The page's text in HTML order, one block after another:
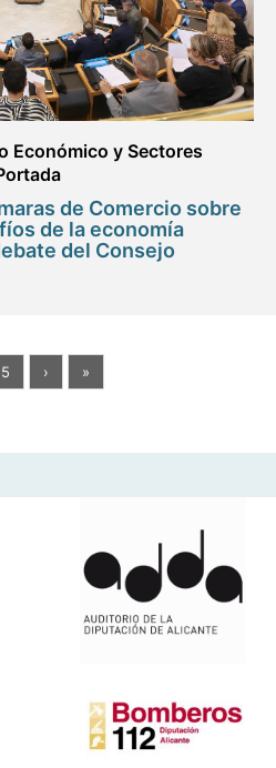
Económico y Sectores
de Comercio sobre
de la economía
del Consejo
5 › »